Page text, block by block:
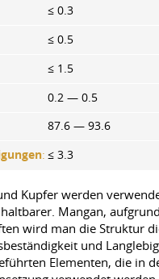
≤ 0.3
≤ 0.5
≤ 1.5
0.2 — 0.5
87.6 — 93.6
: ≤ 3.3
Kupfer werden
Mangan,
wird man die Struktur
und
Elementen, die in